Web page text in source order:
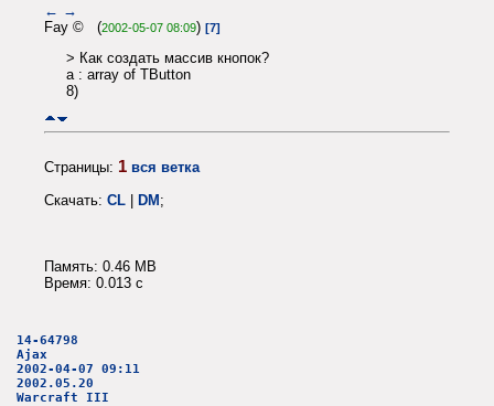
← →
Fay © (2002-05-07 08:09) [7]
> Как создать массив кнопок?
a : array of TButton
8)
Страницы: 1 вся ветка
Скачать: CL | DM;
Память: 0.46 MB
Время: 0.013 c
14-64798
Ajax
2002-04-07 09:11
2002.05.20
Warcraft III